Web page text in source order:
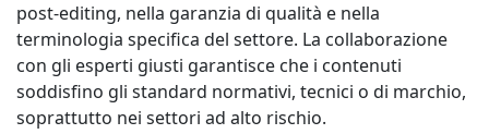
post-editing, nella garanzia di qualità e nella
terminologia specifica del settore. La collaborazione
con gli esperti giusti garantisce che i contenuti
soddisfino gli standard normativi, tecnici o di marchio,
soprattutto nei settori ad alto rischio.